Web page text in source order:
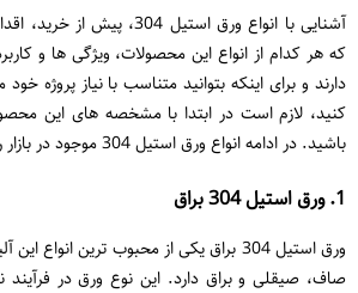
آشنایی با انواع ورق استیل
که هر کدام از انواع این محصولات، ویژگی ها و
دارند و برای اینکه بتوانید متناسب با نیاز پروژه
کنید، لازم است در ابتدا با مشخصه های این
باشید. در ادامه انواع ورق استیل 304 موجود در بازار را معرفی می کنیم.
1. ورق استیل 304 براق
ورق استیل 304 براق یکی از محبوب ‌ترین
صاف، صیقلی و براق دارد. این نوع ورق در فرآیند